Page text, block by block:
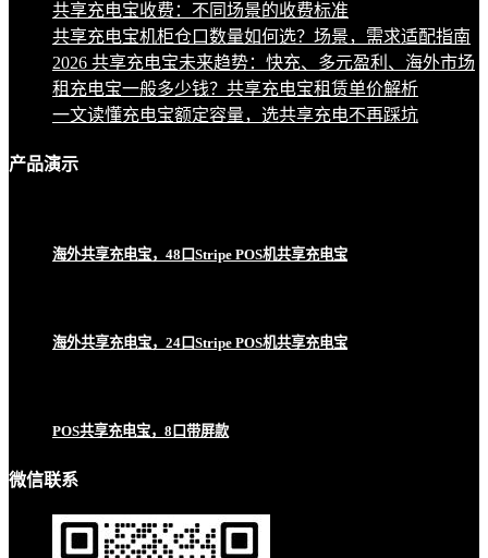
共享充电宝收费：不同场景的收费标准
共享充电宝机柜仓口数量如何选？场景，需求适配指南
2026 共享充电宝未来趋势：快充、多元盈利、海外市场
租充电宝一般多少钱？共享充电宝租赁单价解析
一文读懂充电宝额定容量，选共享充电不再踩坑
产品演示
海外共享充电宝，48口Stripe POS机共享充电宝
海外共享充电宝，24口Stripe POS机共享充电宝
POS共享充电宝，8口带屏款
微信联系